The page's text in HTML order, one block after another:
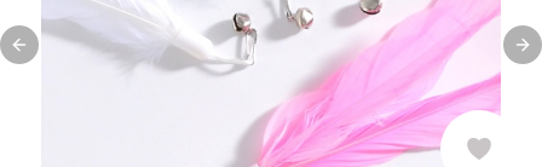
Previous slide